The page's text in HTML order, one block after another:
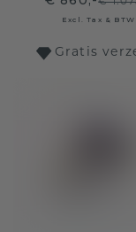
Excl. Tax & BTW
Gratis